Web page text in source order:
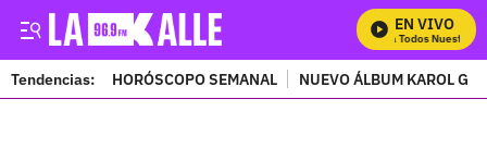
EN VIVO
Mira Todos Nuestros
Tendencias: HORÓSCOPO SEMANAL NUEVO ÁLBUM KAROL G